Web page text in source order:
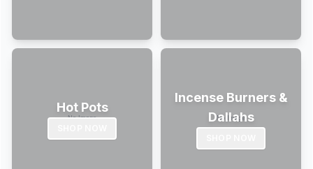
Hot Pots
Incense Burners &
Dallahs